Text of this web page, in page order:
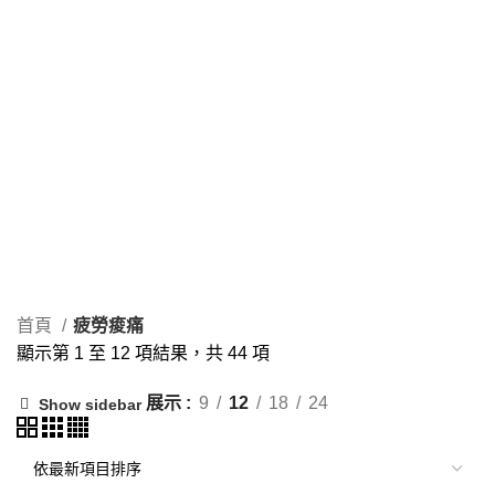
首頁
疲勞痠痛
顯示第 1 至 12 項結果，共 44 項
Show sidebar 展示 9 12 18 24